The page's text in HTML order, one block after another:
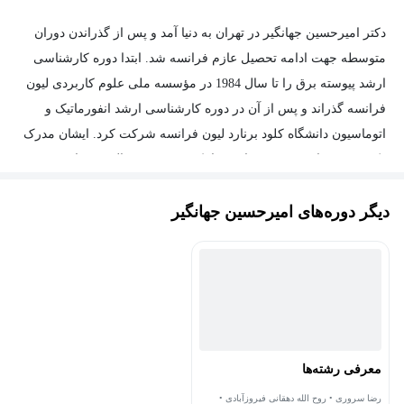
کارشناسی خود را با نمرات بسیار عالی از دانشکده کامپیوتر دانشگاه
صنعتی شریف زیر نظر دکتر محمدعلی صفری و دکتر محمد قدسی با
موفقیت به پایان رساندند.
دکتر امیرحسین جهانگیر در تهران به دنیا آمد و پس از گذراندن دوران
متوسطه جهت ادامه تحصیل عازم فرانسه شد. ابتدا دوره کارشناسی
ارشد پیوسته برق را تا سال 1984 در مؤسسه ملی علوم کاربردی لیون
فرانسه گذراند و پس از آن در دوره کارشناسی ارشد انفورماتیک و
اتوماسیون دانشگاه کلود برنارد لیون فرانسه شرکت کرد. ایشان مدرک
- ریاست دانشکده کامپیوتر دانشگاه صنعتی شریف
دیگر دوره‌های امیرحسین جهانگیر
معرفی رشته‌ها
رضا سروری • روح الله دهقانی فیروزآبادی •